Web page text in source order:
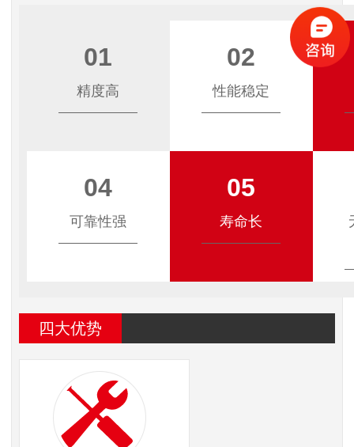
01
精度高
02
性能稳定
04
可靠性强
05
寿命长
四大优势